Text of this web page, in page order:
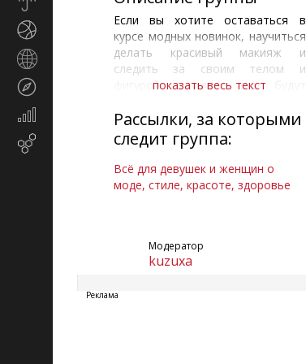
Экономика
Если вы хотите оставаться в
курсе модных новинок, научиться
делать красивый макияж и
следить за своим телом и
фигурой, а также вам будут
интересные пошаговые
фоторецепты , то в этом вам
поможет наша рассылка. Ещё вас
ждут интересные статьи о
беременности, родах, детях.
показать весь текст
Рассылки, за которыми
следит группа:
Всё для девушек и женщин о
моде, стиле, красоте, здоровье
Модератор
kuzuxa
Реклама